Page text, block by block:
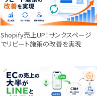
Shopify売上UP！サンクスページ
でリピート施策の改善を実現